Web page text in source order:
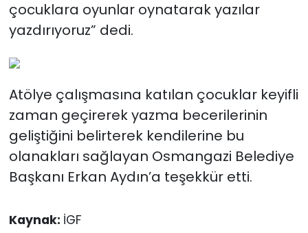
çocuklara oyunlar oynatarak yazılar
yazdırıyoruz” dedi.
Atölye çalışmasına katılan çocuklar keyifli
zaman geçirerek yazma becerilerinin
geliştiğini belirterek kendilerine bu
olanakları sağlayan Osmangazi Belediye
Başkanı Erkan Aydın’a teşekkür etti.
Kaynak: İGF